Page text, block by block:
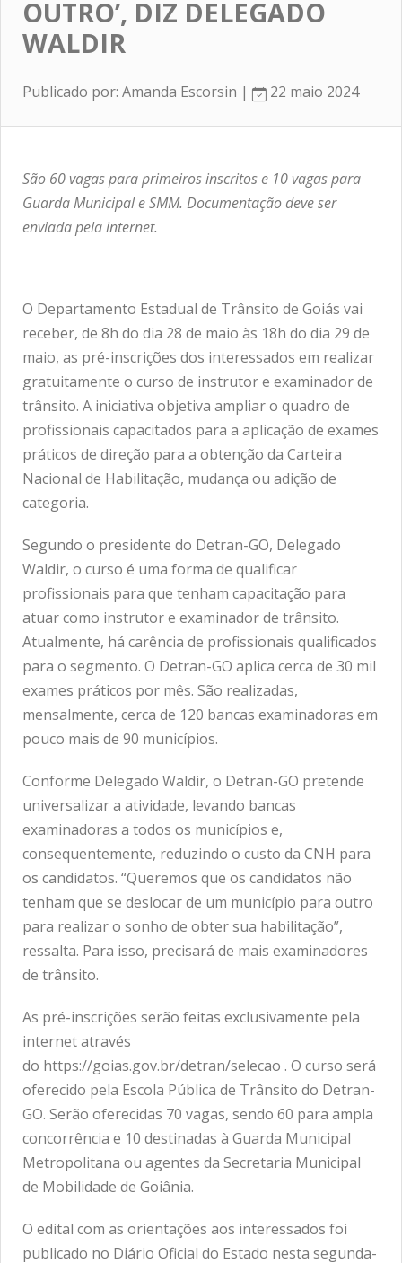
OUTRO’, DIZ DELEGADO
WALDIR
Publicado por: Amanda Escorsin | 22 maio 2024
São 60 vagas para primeiros inscritos e 10 vagas para
Guarda Municipal e SMM. Documentação deve ser
enviada pela internet.
O Departamento Estadual de Trânsito de Goiás vai
receber, de 8h do dia 28 de maio às 18h do dia 29 de
maio, as pré-inscrições dos interessados em realizar
gratuitamente o curso de instrutor e examinador de
trânsito. A iniciativa objetiva ampliar o quadro de
profissionais capacitados para a aplicação de exames
práticos de direção para a obtenção da Carteira
Nacional de Habilitação, mudança ou adição de
categoria.
Segundo o presidente do Detran-GO, Delegado
Waldir, o curso é uma forma de qualificar
profissionais para que tenham capacitação para
atuar como instrutor e examinador de trânsito.
Atualmente, há carência de profissionais qualificados
para o segmento. O Detran-GO aplica cerca de 30 mil
exames práticos por mês. São realizadas,
mensalmente, cerca de 120 bancas examinadoras em
pouco mais de 90 municípios.
Conforme Delegado Waldir, o Detran-GO pretende
universalizar a atividade, levando bancas
examinadoras a todos os municípios e,
consequentemente, reduzindo o custo da CNH para
os candidatos. “Queremos que os candidatos não
tenham que se deslocar de um município para outro
para realizar o sonho de obter sua habilitação”,
ressalta. Para isso, precisará de mais examinadores
de trânsito.
As pré-inscrições serão feitas exclusivamente pela
internet através
do https://goias.gov.br/detran/selecao . O curso será
oferecido pela Escola Pública de Trânsito do Detran-
GO. Serão oferecidas 70 vagas, sendo 60 para ampla
concorrência e 10 destinadas à Guarda Municipal
Metropolitana ou agentes da Secretaria Municipal
de Mobilidade de Goiânia.
O edital com as orientações aos interessados foi
publicado no Diário Oficial do Estado nesta segunda-